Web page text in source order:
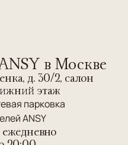
в Москве
д. 30/2, салон
этаж
парковка
ANSY